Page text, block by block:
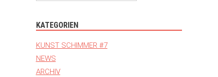
KATEGORIEN
KUNST SCHIMMER #7
NEWS
ARCHIV